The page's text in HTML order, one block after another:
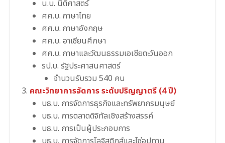
น.บ. นิติศาสตร์
ศศ.บ. ภาษาไทย
ศศ.บ. ภาษาอังกฤษ
ศศ.บ. อาเซียนศึกษา
ศศ.บ. ภาษาและวัฒนธรรมเอเชียตะวันออก
รป.บ. รัฐประศาสนศาสตร์
จำนวนรับรวม 540 คน
คณะวิทยาการจัดการ ระดับปริญญาตรี (4 ปี)
บธ.บ. การจัดการธุรกิจและทรัพยากรมนุษย์
บธ.บ. การตลาดดิจิทัลเชิงสร้างสรรค์
บธ.บ. การเป็นผู้ประกอบการ